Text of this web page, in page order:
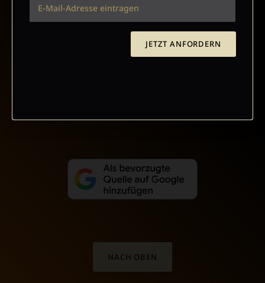
AGB UND WIDERRUFSBELEHRUNG
BARRIEREFREIHEIT IMPRESSUM
NACH OBEN
JETZT ANFORDERN